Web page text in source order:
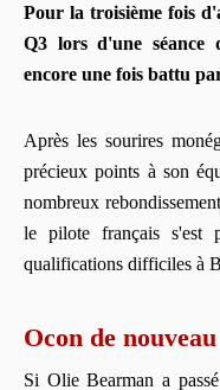
Pour la troisième fois
Q3 lors d'une séance
encore une fois battu
Après les sourires
précieux points à son
nombreux
le pilote français s'est
qualifications difficiles à
Ocon de
Si Olie Bearman a